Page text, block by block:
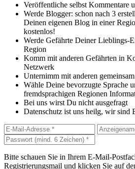
Veröffentliche selbst Kommentare
Werde Blogger: schon nach 3
Deinen eigenen Blog in einer
kostenlos!
Werde Gefährte Deiner Lieblings-
Region
Komm mit anderen Gefährten in
Netzwerk
Unternimm mit anderen
Wähle Deine bevorzugte Sprache
fremdsprachigen Regionen
Bei uns wirst Du nicht ausgefragt
Datenschutz ist uns heilg, wir sind
Bitte schauen Sie in Ihrem E-Mail-
Registrierungsmail und klicken Sie auf